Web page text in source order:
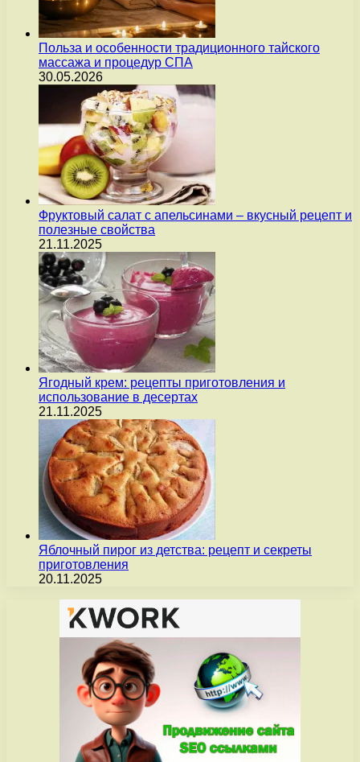
Польза и особенности традиционного тайского
массажа и процедур СПА
30.05.2026
Фруктовый салат с апельсинами – вкусный рецепт и
полезные свойства
21.11.2025
Ягодный крем: рецепты приготовления и
использование в десертах
21.11.2025
Яблочный пирог из детства: рецепт и секреты
приготовления
20.11.2025